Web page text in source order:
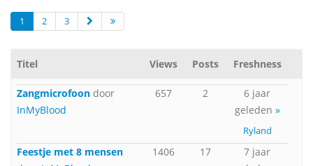
1 2 3
Titel Views Posts Freshness
Zangmicrofoon door
InMyBlood
657 2
6 jaar
geleden »
Ryland
Feestje met 8 mensen
1406 17
7 jaar